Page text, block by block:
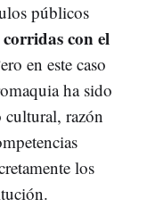
públicos
corridas con el
en este caso
ha sido
cultural, razón
los